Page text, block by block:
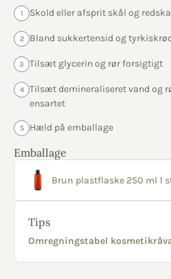
1 Skold eller afsprit skål og
2 Bland sukkertensid og
3 Tilsæt glycerin og rør forsigtigt
4
Tilsæt demineraliseret vand og
ensartet
5 Hæld på emballage
Emballage
Brun plastflaske 250 ml 1
Tips
Omregningstabel